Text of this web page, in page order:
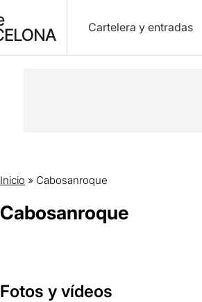
Cartelera y entradas
Inicio » Cabosanroque
Cabosanroque
Fotos y vídeos